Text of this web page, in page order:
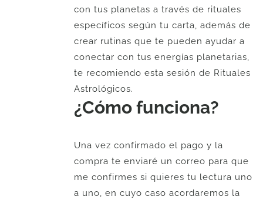
con tus planetas a través de rituales
específicos según tu carta, además de
crear rutinas que te pueden ayudar a
conectar con tus energías planetarias,
te recomiendo esta sesión de Rituales
Astrológicos.
¿Cómo funciona?
Una vez confirmado el pago y la
compra te enviaré un correo para que
me confirmes si quieres tu lectura uno
a uno, en cuyo caso acordaremos la